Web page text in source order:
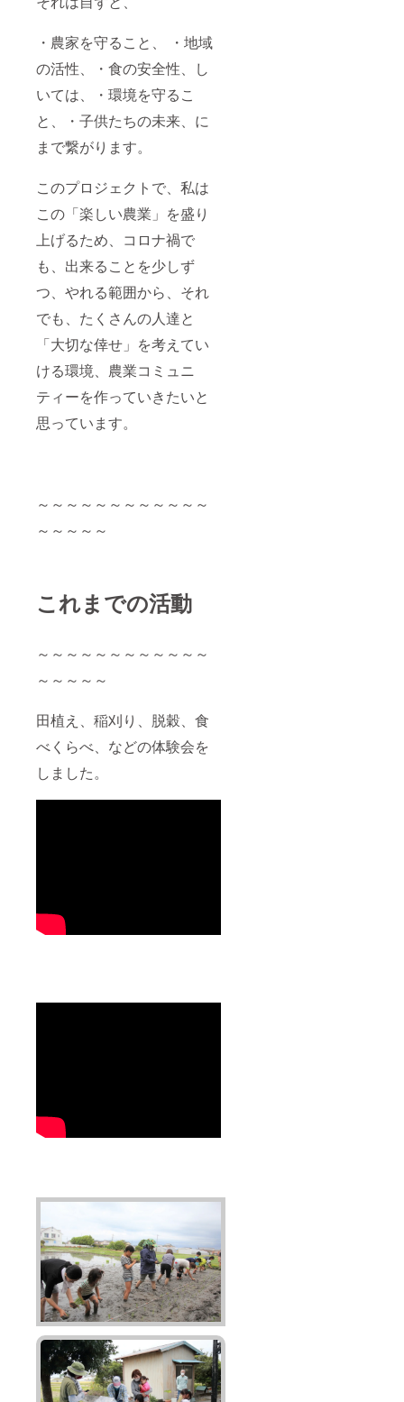
・農家を守ること、 ・地域
の活性、・食の安全性、し
いては、・環境を守るこ
と、・子供たちの未来、に
まで繋がります。
このプロジェクトで、私は
この「楽しい農業」を盛り
上げるため、コロナ禍で
も、出来ることを少しず
つ、やれる範囲から、それ
でも、たくさんの人達と
「大切な倖せ」を考えてい
ける環境、農業コミュニ
ティーを作っていきたいと
思っています。
～～～～～～～～～～～～
～～～～～
これまでの活動
～～～～～～～～～～～～
～～～～～
田植え、稲刈り、脱穀、食
べくらべ、などの体験会を
しました。